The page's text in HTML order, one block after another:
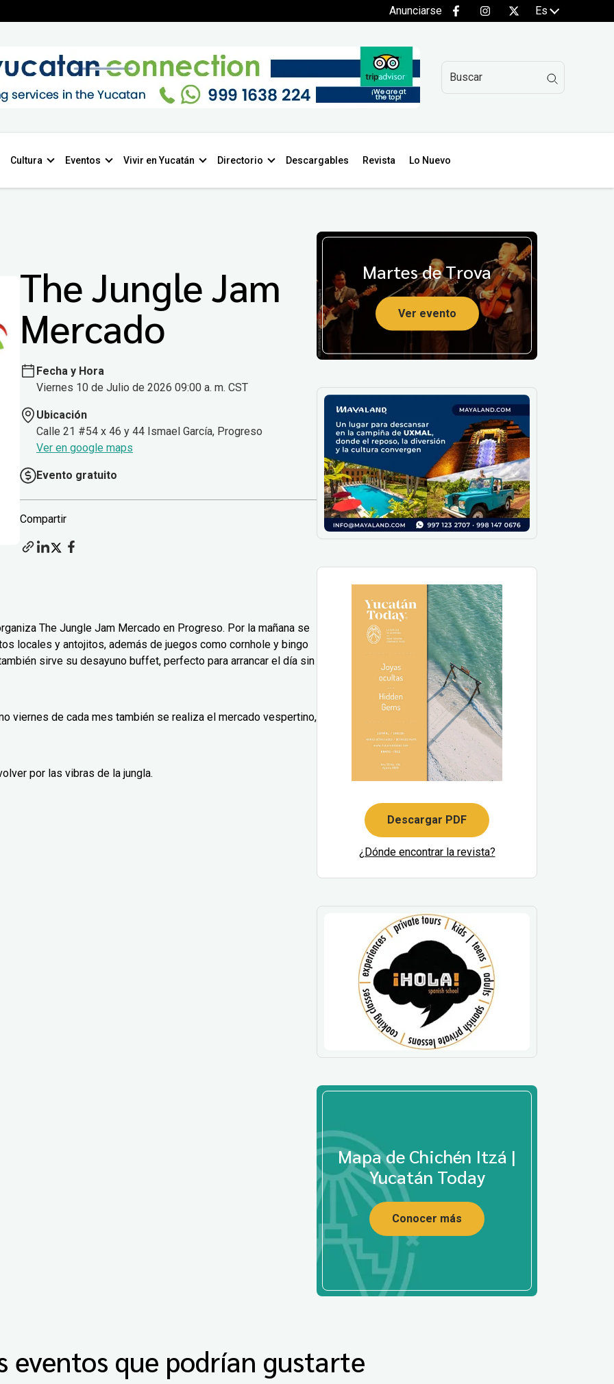
Anunciarse Es
Cultura Eventos Vivir en Yucatán Directorio Descargables Revista Lo Nuevo
The Jungle Jam
Mercado
Fecha y Hora
Viernes 10 de Julio de 2026 09:00 a. m. CST
Ubicación
Calle 21 #54 x 46 y 44 Ismael García, Progreso
Ver en google maps
Evento gratuito
Compartir
The Jungle Jam Mercado en Progreso. Por la mañana se
locales y antojitos, además de juegos como cornhole y bingo
sirve su desayuno buffet, perfecto para arrancar el día sin
viernes de cada mes también se realiza el mercado vespertino,
por las vibras de la jungla.
Martes de Trova
Ver evento
Descargar PDF
¿Dónde encontrar la revista?
Mapa de Chichén Itzá |
Yucatán Today
Conocer más
eventos que podrían gustarte